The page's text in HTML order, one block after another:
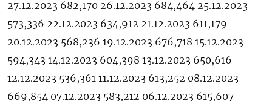
27.12.2023 682,170 26.12.2023 684,464 25.12.2023
573,336 22.12.2023 634,912 21.12.2023 611,179
20.12.2023 568,236 19.12.2023 676,718 15.12.2023
594,343 14.12.2023 604,398 13.12.2023 650,616
12.12.2023 536,361 11.12.2023 613,252 08.12.2023
669,854 07.12.2023 583,212 06.12.2023 615,607